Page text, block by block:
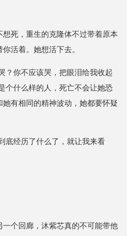
死，重生的克隆体不过带着原本
活着。她想活下去。
？你不应该哭，把眼泪给我收起
个什么样的人，死亡不会让她恐
有相同的精神波动，她都要怀疑
底经历了什么了，就让我来看
一个回廊，沐紫芯真的不可能带他